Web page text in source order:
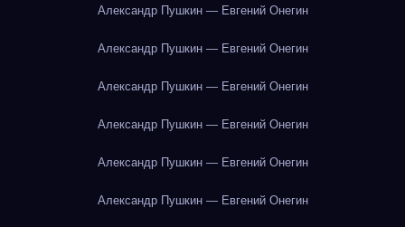
Александр Пушкин — Евгений Онегин
Александр Пушкин — Евгений Онегин
Александр Пушкин — Евгений Онегин
Александр Пушкин — Евгений Онегин
Александр Пушкин — Евгений Онегин
Александр Пушкин — Евгений Онегин